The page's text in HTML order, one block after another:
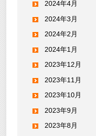
2024年4月
2024年3月
2024年2月
2024年1月
2023年12月
2023年11月
2023年10月
2023年9月
2023年8月